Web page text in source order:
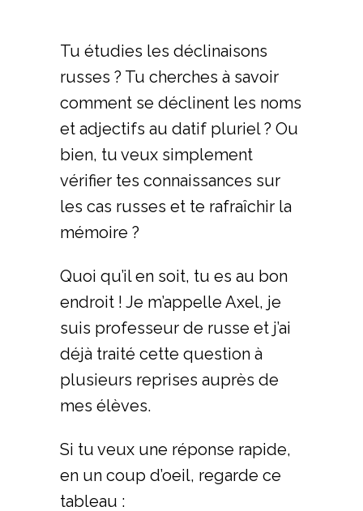
Tu étudies les déclinaisons
russes ? Tu cherches à savoir
comment se déclinent les noms
et adjectifs au datif pluriel ? Ou
bien, tu veux simplement
vérifier tes connaissances sur
les cas russes et te rafraîchir la
mémoire ?
Quoi qu’il en soit, tu es au bon
endroit ! Je m’appelle Axel, je
suis professeur de russe et j’ai
déjà traité cette question à
plusieurs reprises auprès de
mes élèves.
Si tu veux une réponse rapide,
en un coup d’oeil, regarde ce
tableau :